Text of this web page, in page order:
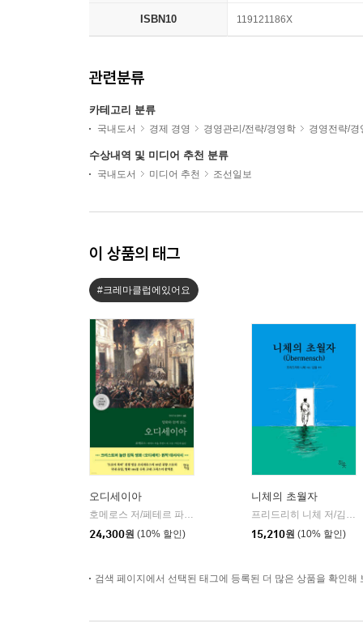
ISBN10 119121186X
관련분류
카테고리 분류
국내도서 경제 경영 경영관리/전략/경영학 경영전략/경
수상내역 및 미디어 추천 분류
국내도서 미디어 추천 조선일보
이 상품의 태그
#크레마클럽에있어요
오디세이아
호메로스 저/페테르 파울 루벤스 그림/박문재 역 |
현대지성
24,300원 (10% 할인)
니체의 초월자
프리드리히 니체 저/김철 편역
15,210원 (10% 할인)
검색 페이지에서 선택된 태그에 등록된 더 많은 상품을 확인해